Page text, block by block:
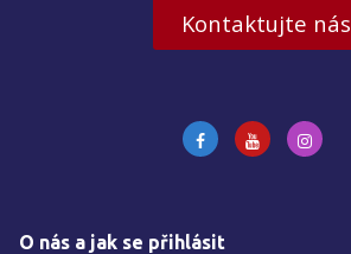
Kontaktujte nás
O nás a jak se přihlásit